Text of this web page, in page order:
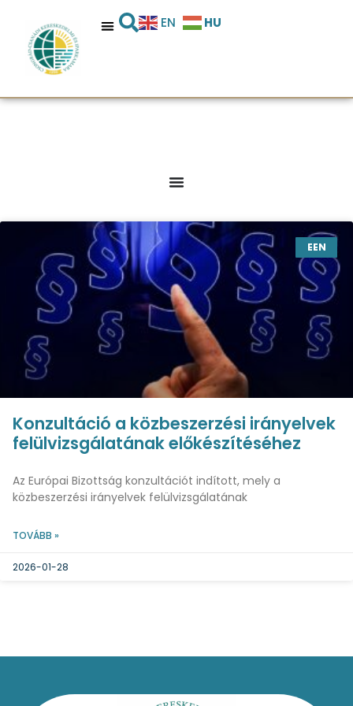
EN HU
EEN
Konzultáció a közbeszerzési irányelvek
felülvizsgálatának előkészítéséhez
Az Európai Bizottság konzultációt indított, mely a
közbeszerzési irányelvek felülvizsgálatának
TOVÁBB »
2026-01-28